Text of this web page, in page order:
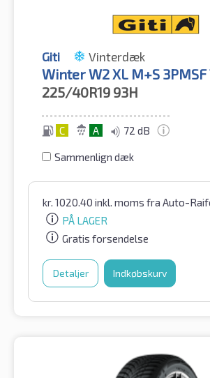
Giti Vinterdæk
Winter W2 XL M+S 3PMSF
225/40R19 93H
C A 72 dB
Sammenlign dæk
kr. 1020.40 inkl. moms fra Auto-
PÅ LAGER
Gratis forsendelse
Detaljer Indkøbskurv